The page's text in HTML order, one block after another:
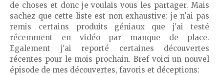
de choses et donc je voulais vous les partager. Mais
sachez que cette liste est non exhaustive: je n'ai pas
remis certains produits géniaux que j'ai testé
récemment en vidéo par manque de place.
Egalement j'ai reporté certaines découvertes
récentes pour le mois prochain. Bref voici un nouvel
épisode de mes découvertes, favoris et déceptions: